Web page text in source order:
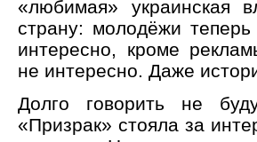
«любимая» украинская
страну: молодёжи теперь
интересно, кроме
не интересно. Даже
Долго говорить не
«Призрак» стояла за